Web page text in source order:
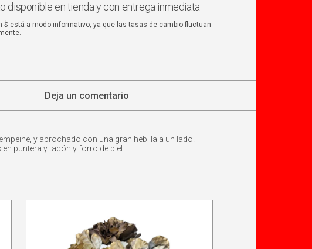
disponible en tienda y con entrega inmediata
$ está a modo informativo, ya que las tasas de cambio fluctuan
Deja un comentario
y abrochado con una gran hebilla a un lado.
puntera y tacón y forro de piel.